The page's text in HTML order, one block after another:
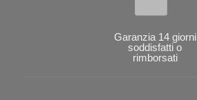
Garanzia 14 giorni
soddisfatti o
rimborsati